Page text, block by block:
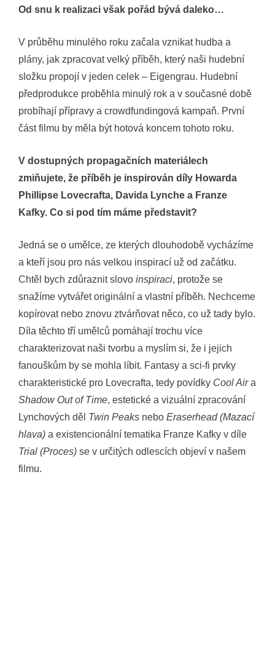
Od snu k realizaci však pořád bývá daleko…
V průběhu minulého roku začala vznikat hudba a
plány, jak zpracovat velký příběh, který naši hudební
složku propojí v jeden celek – Eigengrau. Hudební
předprodukce proběhla minulý rok a v současné době
probíhají přípravy a crowdfundingová kampaň. První
část filmu by měla být hotová koncem tohoto roku.
V dostupných propagačních materiálech
zmiňujete, že příběh je inspirován díly Howarda
Phillipse Lovecrafta, Davida Lynche a Franze
Kafky. Co si pod tím máme představit?
Jedná se o umělce, ze kterých dlouhodobě vycházíme
a kteří jsou pro nás velkou inspirací už od začátku.
Chtěl bych zdůraznit slovo inspiraci, protože se
snažíme vytvářet originální a vlastní příběh. Nechceme
kopírovat nebo znovu ztvárňovat něco, co už tady bylo.
Díla těchto tří umělců pomáhají trochu více
charakterizovat naši tvorbu a myslím si, že i jejich
fanouškům by se mohla líbit. Fantasy a sci-fi prvky
charakteristické pro Lovecrafta, tedy povídky Cool Aira
Shadow Out of Time, estetické a vizuální zpracování
Lynchových děl Twin Peaks nebo Eraserhead (Mazací
hlava) a existencionální tematika Franze Kafky v díle
Trial (Proces) se v určitých odlescích objeví v našem
filmu.